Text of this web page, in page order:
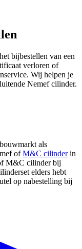
bijbestellen van een
verloren of
Wij helpen je
Nemef cilinder.
als
ofM&C cilinderin
M&C cilinder bij
elders hebt
op nabestelling bij